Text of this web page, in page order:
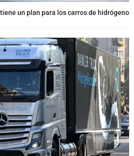
un plan para los carros de hidrógeno